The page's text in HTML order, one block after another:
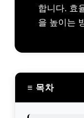
합니다. 효
을 높이는
≡ 목차